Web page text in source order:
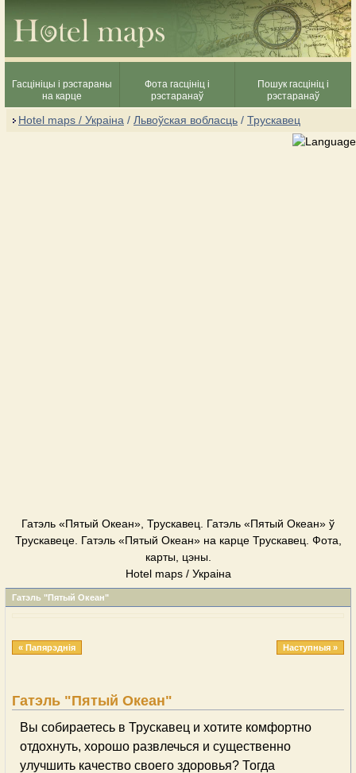
Гасцініцы і рэстараны
на карце
Фота гасцініц і
рэстаранаў
Пошук гасцініц і
рэстаранаў
Hotel maps / Украіна / Львоўская вобласць / Трускавец
Гатэль «Пятый Океан», Трускавец. Гатэль «Пятый Океан» ў
Трускавеце. Гатэль «Пятый Океан» на карце Трускавец. Фота,
карты, цэны.
Hotel maps / Украіна
Гатэль "Пятый Океан"
« Папярэднія Наступныя »
Гатэль "Пятый Океан"
Вы собираетесь в Трускавец и хотите комфортно
отдохнуть, хорошо развлечься и существенно
улучшить качество своего здоровья? Тогда